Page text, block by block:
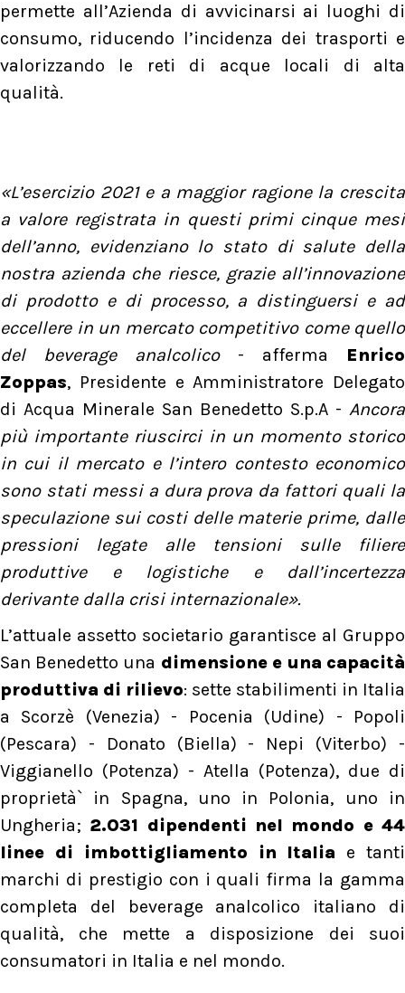
permette all’Azienda di avvicinarsi ai luoghi di
consumo, riducendo l’incidenza dei trasporti e
valorizzando le reti di acque locali di alta
qualità.
«L’esercizio 2021 e a maggior ragione la crescita
a valore registrata in questi primi cinque mesi
dell’anno, evidenziano lo stato di salute della
nostra azienda che riesce, grazie all’innovazione
di prodotto e di processo, a distinguersi e ad
eccellere in un mercato competitivo come quello
del beverage analcolico - afferma Enrico
Zoppas, Presidente e Amministratore Delegato
di Acqua Minerale San Benedetto S.p.A - Ancora
più importante riuscirci in un momento storico
in cui il mercato e l’intero contesto economico
sono stati messi a dura prova da fattori quali la
speculazione sui costi delle materie prime, dalle
pressioni legate alle tensioni sulle filiere
produttive e logistiche e dall’incertezza
derivante dalla crisi internazionale».
L’attuale assetto societario garantisce al Gruppo
San Benedetto una dimensione e una capacità
produttiva di rilievo: sette stabilimenti in Italia
a Scorzè (Venezia) - Pocenia (Udine) - Popoli
(Pescara) - Donato (Biella) - Nepi (Viterbo) -
Viggianello (Potenza) - Atella (Potenza), due di
proprietà` in Spagna, uno in Polonia, uno in
Ungheria; 2.031 dipendenti nel mondo e 44
linee di imbottigliamento in Italia e tanti
marchi di prestigio con i quali firma la gamma
completa del beverage analcolico italiano di
qualità, che mette a disposizione dei suoi
consumatori in Italia e nel mondo.